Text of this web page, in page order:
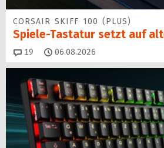
CORSAIR SKIFF 100 (PLUS)
Spiele-Tastatur setzt auf
19 Kommentare
06.08.2026